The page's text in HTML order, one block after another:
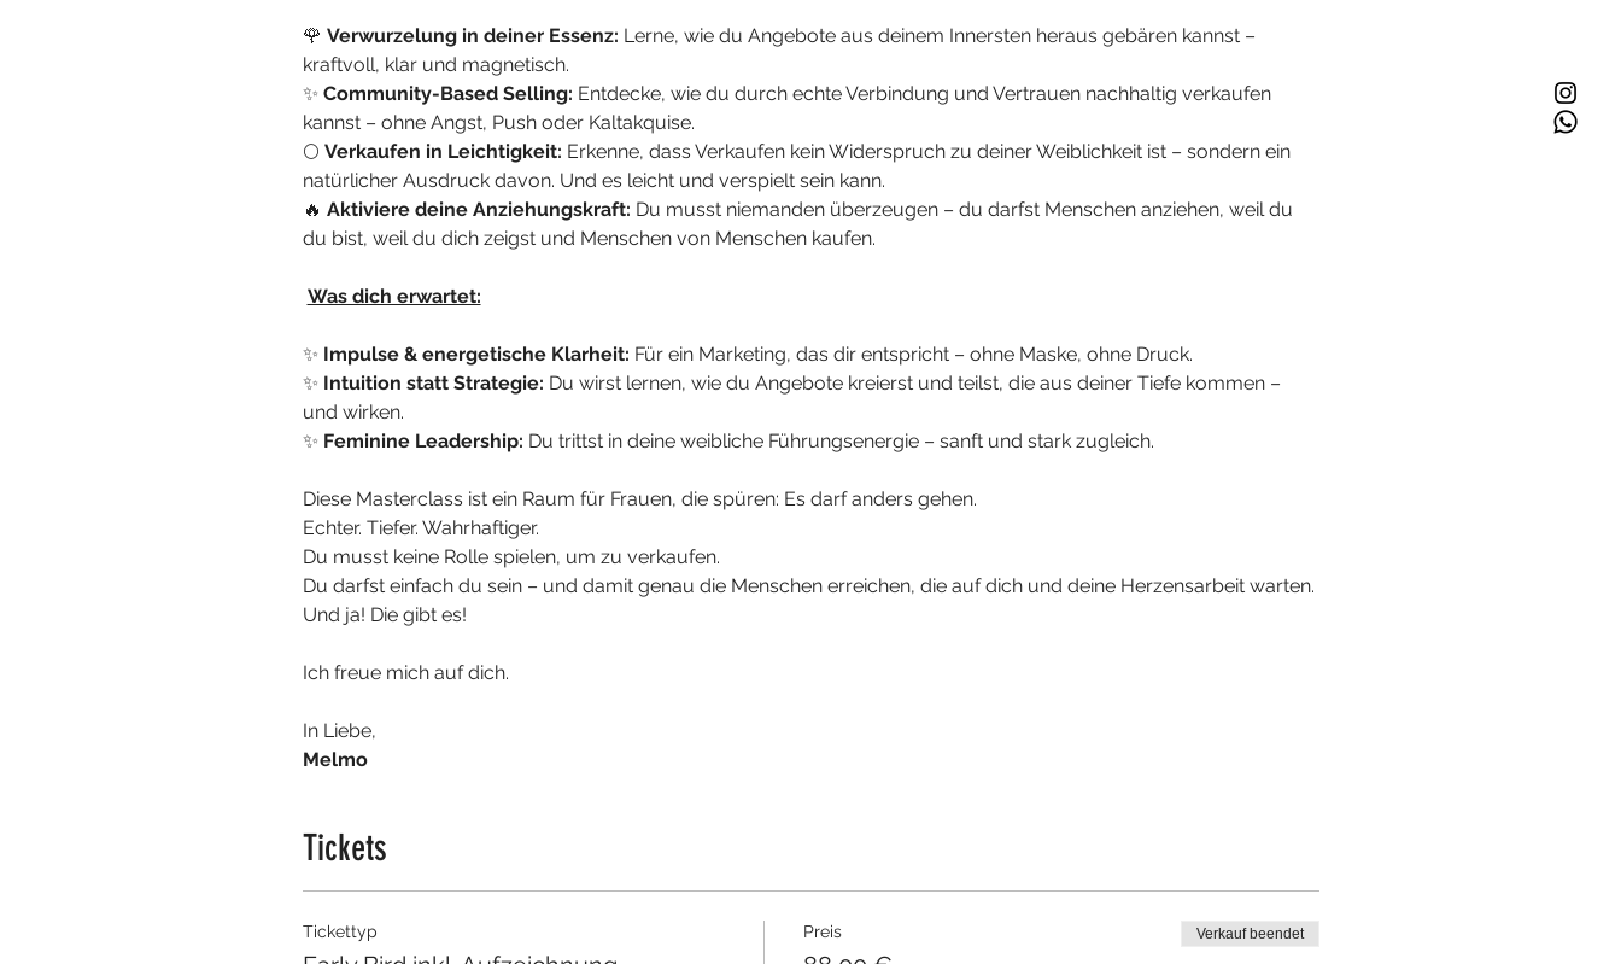
🌹 Verwurzelung in deiner Essenz: Lerne, wie du Angebote aus deinem Innersten heraus gebären kannst –
kraftvoll, klar und magnetisch.
✨ Community-Based Selling: Entdecke, wie du durch echte Verbindung und Vertrauen nachhaltig verkaufen
kannst – ohne Angst, Push oder Kaltakquise.
🌕 Verkaufen in Leichtigkeit: Erkenne, dass Verkaufen kein Widerspruch zu deiner Weiblichkeit ist – sondern ein
natürlicher Ausdruck davon. Und es leicht und verspielt sein kann.
🔥 Aktiviere deine Anziehungskraft: Du musst niemanden überzeugen – du darfst Menschen anziehen, weil du
du bist, weil du dich zeigst und Menschen von Menschen kaufen.
Was dich erwartet:
✨ Impulse & energetische Klarheit: Für ein Marketing, das dir entspricht – ohne Maske, ohne Druck.
✨ Intuition statt Strategie: Du wirst lernen, wie du Angebote kreierst und teilst, die aus deiner Tiefe kommen –
und wirken.
✨ Feminine Leadership: Du trittst in deine weibliche Führungsenergie – sanft und stark zugleich.
Diese Masterclass ist ein Raum für Frauen, die spüren: Es darf anders gehen.
Echter. Tiefer. Wahrhaftiger.
Du musst keine Rolle spielen, um zu verkaufen.
Du darfst einfach du sein – und damit genau die Menschen erreichen, die auf dich und deine Herzensarbeit warten.
Und ja! Die gibt es!
Ich freue mich auf dich.
In Liebe,
Melmo
Tickets
Tickettyp Preis Verkauf beendet